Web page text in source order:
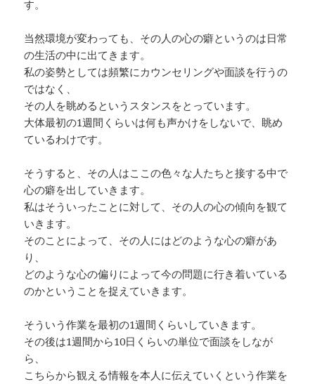
す。
当然環境が変わっても、その人の心の癖というのは日常
の生活の中に出てきます。
私の姿勢としては頻繁にカウンセリングや面談を行うの
ではなく、
その人を眺めるというスタンスをとっています。
大体最初の1週間くらいは何も声かけをしないで、眺め
ているわけです。
そうすると、その人はここの色々な人たちと接する中で
心の癖を出していきます。
私はそういったことに対して、その人の心の傾向を観て
いきます。
そのことによって、その人にはどのような心の癖があ
り、
どのような心の偏りによって今の問題に行き着いている
のかということを捉えていきます。
そういう作業を最初の1週間くらいしていきます。
その後は1週間から10日くらいの単位で面談をしなが
ら、
こちらから観える情報を本人に伝えていくという作業を